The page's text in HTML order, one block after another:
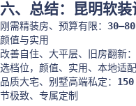
六、总结：昆明软装
刚需精装房、预算有限：
颜值与实用
改善自住、大平层、旧房翻新：
选档位，颜值、实用、本地适
品质大宅、别墅高端私定：
节极致、专属定制